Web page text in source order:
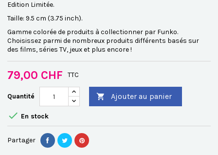
Edition Limitée.
Taille: 9.5 cm (3.75 inch).
Gamme colorée de produits à collectionner par Funko.
Choisissez parmi de nombreux produits différents basés sur
des films, séries TV, jeux et plus encore !
79,00 CHF TTC
Quantité  Ajouter au panier
 En stock
Partager